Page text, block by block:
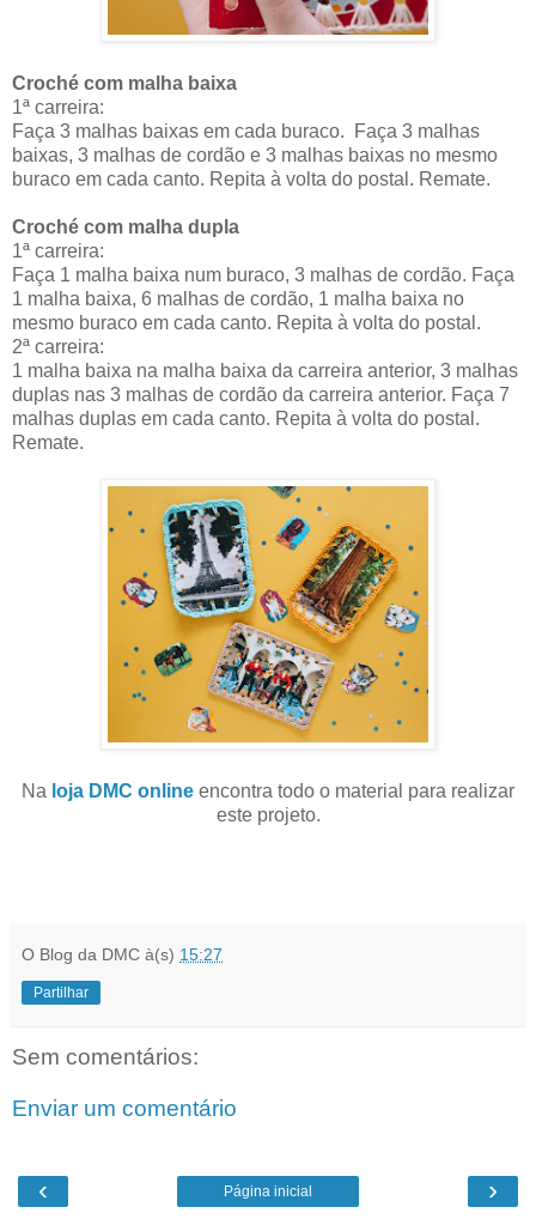
Croché com malha baixa
1ª carreira:
Faça 3 malhas baixas em cada buraco. Faça 3 malhas
baixas, 3 malhas de cordão e 3 malhas baixas no mesmo
buraco em cada canto. Repita à volta do postal. Remate.
Croché com malha dupla
1ª carreira:
Faça 1 malha baixa num buraco, 3 malhas de cordão. Faça
1 malha baixa, 6 malhas de cordão, 1 malha baixa no
mesmo buraco em cada canto. Repita à volta do postal.
2ª carreira:
1 malha baixa na malha baixa da carreira anterior, 3 malhas
duplas nas 3 malhas de cordão da carreira anterior. Faça 7
malhas duplas em cada canto. Repita à volta do postal.
Remate.
Na loja DMC online encontra todo o material para realizar
este projeto.
O Blog da DMC à(s) 15:27
Partilhar
Sem comentários:
Enviar um comentário
‹ ›
Página inicial